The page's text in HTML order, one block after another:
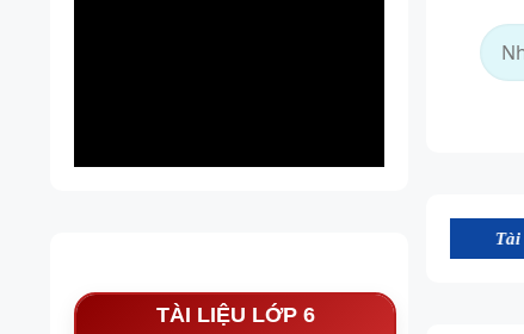
TÀI LIỆU LỚP 6
Tài nguyên trên